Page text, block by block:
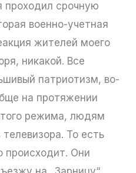
проходил срочную
военно-учетная
жителей моего
никакой. Все
патриотизм, во-
на протяжении
режима, людям
То есть
Они